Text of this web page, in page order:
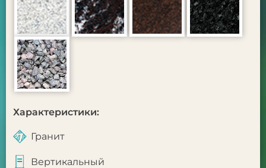
Характеристики:
Гранит
Вертикальный